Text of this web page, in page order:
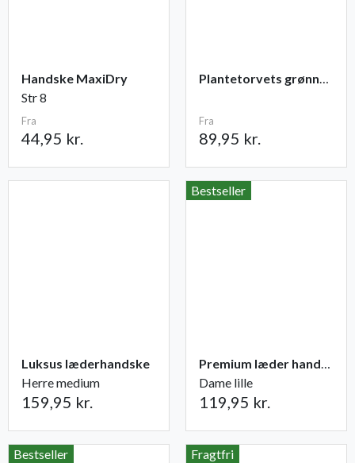
Handske MaxiDry
Str 8
Fra
44,95 kr.
Plantetorvets grønne vandingspose 75 liter
Fra
89,95 kr.
Luksus læderhandske
Herre medium
159,95 kr.
Bestseller
Premium læder handske Flutter
Dame lille
119,95 kr.
Bestseller Fragtfri